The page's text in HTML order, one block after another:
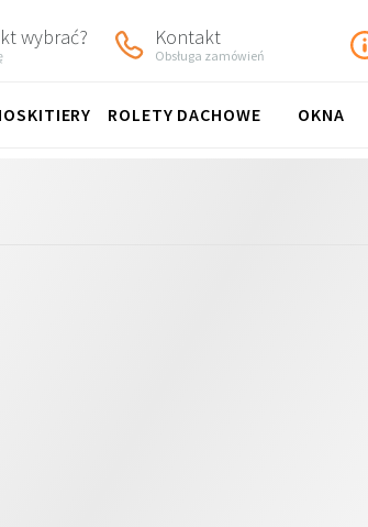
wybrać? Kontakt
Obsługa zamówień
ROLETY DACHOWE OKNA